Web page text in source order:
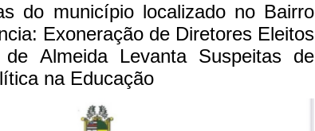
do município localizado no Bairro
Exoneração de Diretores Eleitos
Almeida Levanta Suspeitas de
na Educação